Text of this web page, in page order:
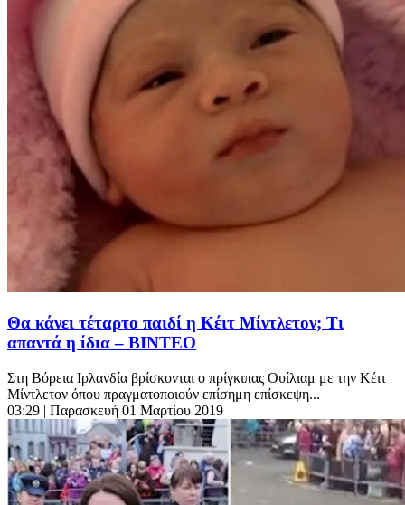
Θα κάνει τέταρτο παιδί η Κέιτ Μίντλετον; Τι
απαντά η ίδια – ΒΙΝΤΕΟ
Στη Βόρεια Ιρλανδία βρίσκονται ο πρίγκιπας Ουίλιαμ με την Κέιτ
Μίντλετον όπου πραγματοποιούν επίσημη επίσκεψη...
03:29 | Παρασκευή 01 Μαρτίου 2019